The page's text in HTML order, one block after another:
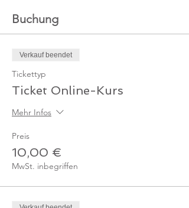
Buchung
Verkauf beendet
Tickettyp
Ticket Online-Kurs
Mehr Infos
Preis
10,00 €
MwSt. inbegriffen